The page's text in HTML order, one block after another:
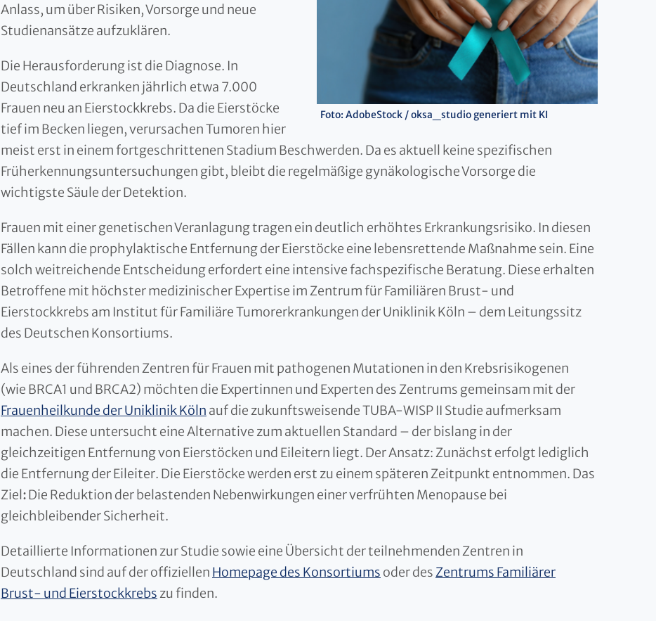
Foto: AdobeStock / oksa_studio generiert mit KI
Anlass, um über Risiken, Vorsorge und neue
Studienansätze aufzuklären.
Die Herausforderung ist die Diagnose. In
Deutschland erkranken jährlich etwa 7.000
Frauen neu an Eierstockkrebs. Da die Eierstöcke
tief im Becken liegen, verursachen Tumoren hier
meist erst in einem fortgeschrittenen Stadium Beschwerden. Da es aktuell keine spezifischen
Früherkennungsuntersuchungen gibt, bleibt die regelmäßige gynäkologische Vorsorge die
wichtigste Säule der Detektion.
Frauen mit einer genetischen Veranlagung tragen ein deutlich erhöhtes Erkrankungsrisiko. In diesen
Fällen kann die prophylaktische Entfernung der Eierstöcke eine lebensrettende Maßnahme sein. Eine
solch weitreichende Entscheidung erfordert eine intensive fachspezifische Beratung. Diese erhalten
Betroffene mit höchster medizinischer Expertise im Zentrum für Familiären Brust- und
Eierstockkrebs am Institut für Familiäre Tumorerkrankungen der Uniklinik Köln – dem Leitungssitz
des Deutschen Konsortiums.
Als eines der führenden Zentren für Frauen mit pathogenen Mutationen in den Krebsrisikogenen
(wie BRCA1 und BRCA2) möchten die Expertinnen und Experten des Zentrums gemeinsam mit der
Frauenheilkunde der Uniklinik Köln auf die zukunftsweisende TUBA-WISP II Studie aufmerksam
machen. Diese untersucht eine Alternative zum aktuellen Standard – der bislang in der
gleichzeitigen Entfernung von Eierstöcken und Eileitern liegt. Der Ansatz: Zunächst erfolgt lediglich
die Entfernung der Eileiter. Die Eierstöcke werden erst zu einem späteren Zeitpunkt entnommen. Das
Ziel:Die Reduktion der belastenden Nebenwirkungen einer verfrühten Menopause bei
gleichbleibender Sicherheit.
Detaillierte Informationen zur Studie sowie eine Übersicht der teilnehmenden Zentren in
Deutschland sind auf der offiziellen Homepage des Konsortiums oder desZentrums Familiärer
Brust- und Eierstockkrebs zu finden.